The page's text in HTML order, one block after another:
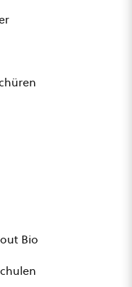
Bio